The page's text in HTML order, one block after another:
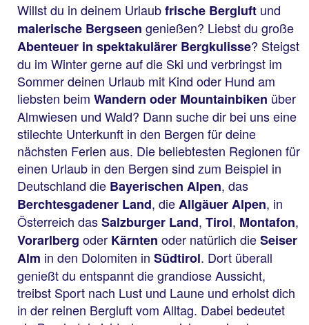
Willst du in deinem Urlaubfrische Bergluft und
malerische Bergseen genießen? Liebst du große
Abenteuer in spektakulärer Bergkulisse? Steigst
du im Winter gerne auf die Ski und verbringst im
Sommer deinen Urlaub mit Kind oder Hund am
liebsten beim Wandern oder Mountainbiken über
Almwiesen und Wald? Dann suche dir bei uns eine
stilechte Unterkunft in den Bergen für deine
nächsten Ferien aus. Die beliebtesten Regionen für
einen Urlaub in den Bergen sind zum Beispiel in
Deutschland die Bayerischen Alpen, das
Berchtesgadener Land, dieAllgäuer Alpen, in
Österreich dasSalzburger Land, Tirol, Montafon,
Vorarlberg oder Kärnten oder natürlich dieSeiser
Alm in den Dolomiten in Südtirol. Dort überall
genießt du entspannt die grandiose Aussicht,
treibst Sport nach Lust und Laune und erholst dich
in der reinen Bergluft vom Alltag. Dabei bedeutet